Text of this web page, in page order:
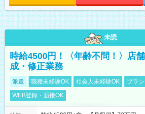
未読
時給4500円！〈年齢不問！〉店
成・修正業務
派遣 職種未経験OK 社会人未経験OK
ブラ
WEB登録・面接OK